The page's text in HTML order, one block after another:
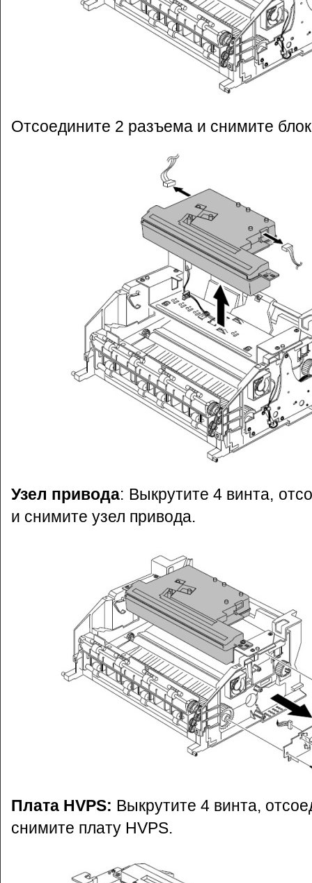
Отсоедините 2 разъема и снимите
Узел привода: Выкрутите 4 винта,
и снимите узел привода.
Плата HVPS: Выкрутите 4 винта,
снимите плату HVPS.